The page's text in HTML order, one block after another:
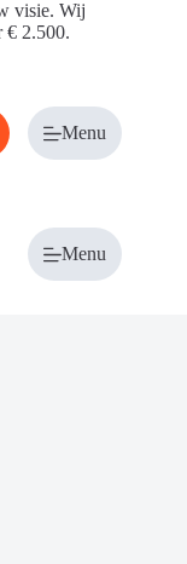
visie. Wij
€ 2.500.
Over ons
Menu
Menu